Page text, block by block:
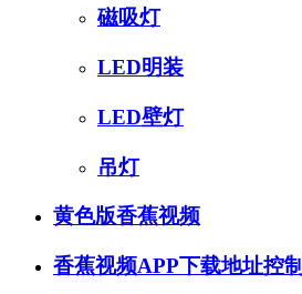
磁吸灯
LED明装
LED壁灯
吊灯
黄色版香蕉视频
香蕉视频APP下载地址控制